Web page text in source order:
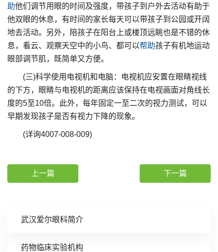
武汉爱尔眼科简介
药物临床实验机构
助他们调节用眼的时间及强度，带孩子到户外去活动有助于
他双眼的休息，有时间的家长每天可以带孩子到公园或开阔
地去活动。另外，陪孩子在阳台上或楼顶远眺也是不错的休
息，看云、观察天空中的小鸟、都可以帮助孩子有机地运动
眼部调节肌，既简单又方便。
(三)科学使用电视机和电脑：电视机应安置在眼睛视线
的下方，眼睛与电视机的距离应该保持在电视画面对角线长
度的5至10倍。此外，每年固定一至二次的视力测试，可以
早期发现孩子是否有视力下降的现象。
(详询4007-008-009)
上一篇 下一篇